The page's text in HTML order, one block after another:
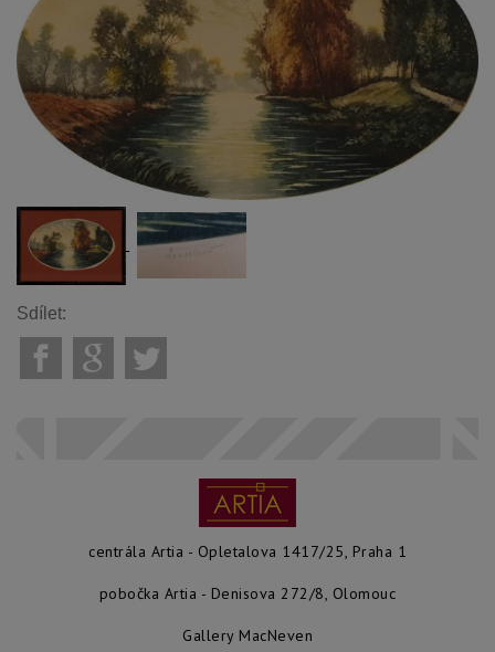
Sdílet:
centrála Artia - Opletalova 1417/25, Praha 1
pobočka Artia - Denisova 272/8, Olomouc
Gallery MacNeven